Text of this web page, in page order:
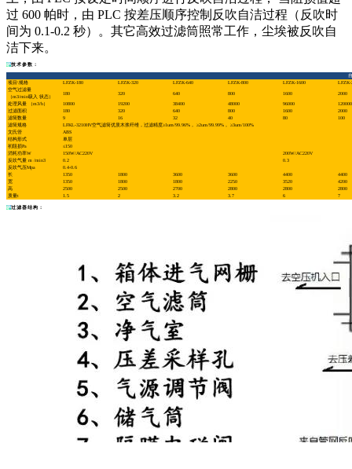
过 600 帕时，由 PLC 按差压顺序控制反吹自洁过程（反吹时
间为 0.1-0.2 秒）。其它高效过滤筒照常工作，尘埃被反吹自
洁下来。
技术参数：
项目\规格
LFZK-180 LFZK-320 LFZK-640 LFZK-800 LFZK-1600
LFZK-
空气过滤量
180
320 640 800 1600 2000
（m3/min吸入 状态）
处理风量 （m3/h）
10800 19200 38400 48000 96000
120000
过滤面积
180 320 640 800 1600
2000
滤筒数量
9 16 32 40 80
100
滤筒规格
LFKL-3210HV空气滤筒优质木浆纤维，过滤精度≥1um/99.96%， ≥2um/99.99%， ≥3um/100%
文氏管
ABS
结构形式
单层
初阻损Pa
≤150
消耗功率W
150W/AC220V
200W/AC220V
反吹气量 m /min3
0.2
0.3
反吹气压Mpa
0.4-0.6
长
1350 1800 3600 3600 4400
4400
宽
1350 1800 1800 2250 3520
4200
高
2500 2500 2700 2800 2800
2800
质量t
1.5 2 3.2 3.7 6 7
过滤器结构：